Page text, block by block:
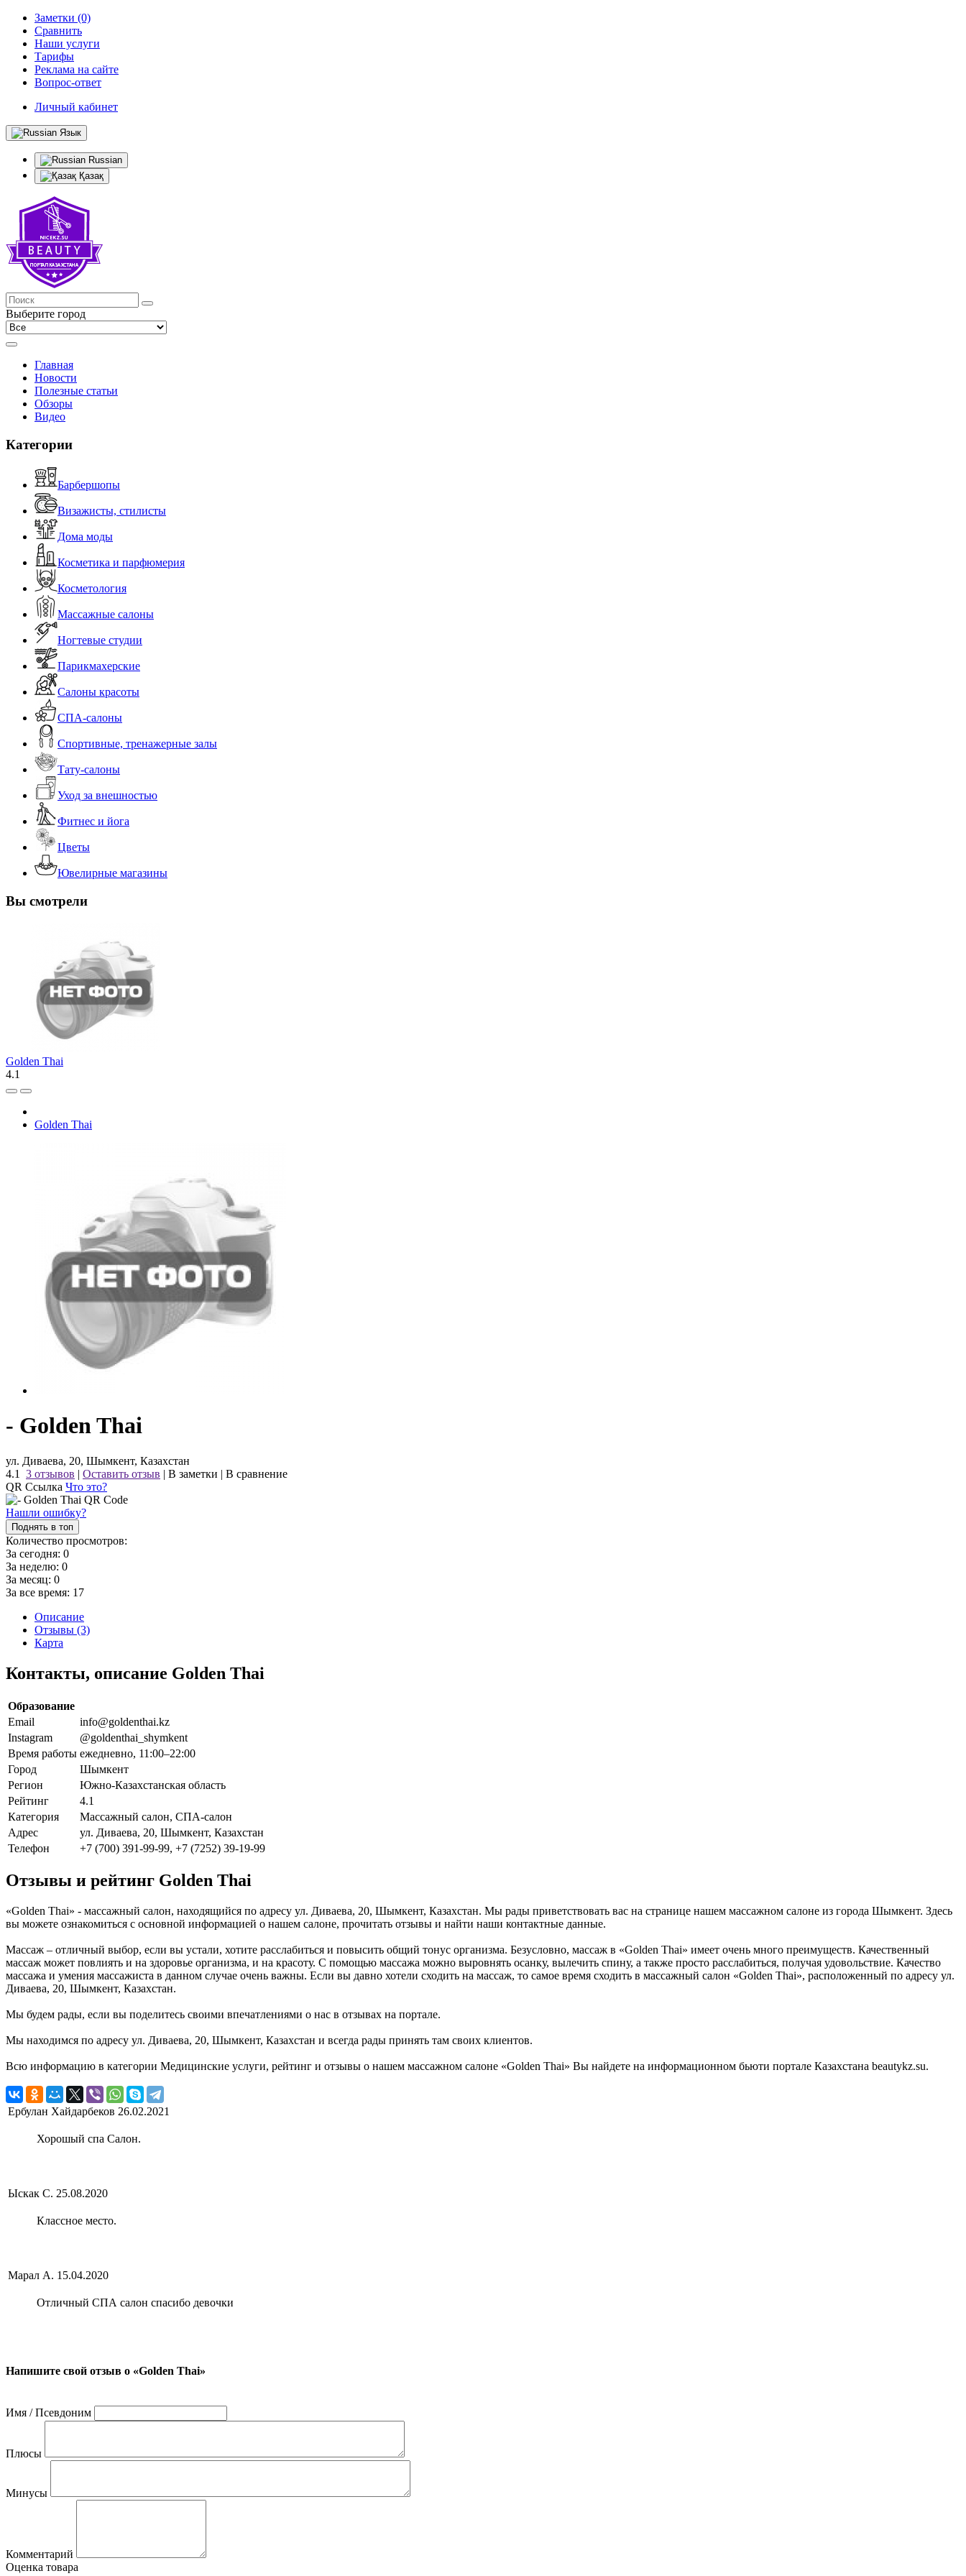
Заметки (0)
Сравнить
Наши услуги
Тарифы
Реклама на сайте
Вопрос-ответ
Личный кабинет
Язык
Russian
Қазақ
Выберите город
Главная
Новости
Полезные статьи
Обзоры
Видео
Категории
Барбершопы
Визажисты, стилисты
Дома моды
Косметика и парфюмерия
Косметология
Массажные салоны
Ногтевые студии
Парикмахерские
Салоны красоты
СПА-салоны
Спортивные, тренажерные залы
Тату-салоны
Уход за внешностью
Фитнес и йога
Цветы
Ювелирные магазины
Вы смотрели
Golden Thai
4.1
Golden Thai
- Golden Thai
ул. Диваева, 20, Шымкент, Казахстан
4.1
3 отзывов | Оставить отзыв | В заметки | В сравнение
QR Ссылка Что это?
Нашли ошибку?
Поднять в топ
Количество просмотров:
За сегодня: 0
За неделю: 0
За месяц: 0
За все время: 17
Описание
Отзывы (3)
Карта
Контакты, описание Golden Thai
Образование
Email
info@goldenthai.kz
Instagram
@goldenthai_shymkent
Время работы ежедневно, 11:00–22:00
Город
Шымкент
Регион
Южно-Казахстанская область
Рейтинг
4.1
Категория
Массажный салон, СПА-салон
Адрес
ул. Диваева, 20, Шымкент, Казахстан
Телефон
+7 (700) 391-99-99, +7 (7252) 39-19-99
Отзывы и рейтинг Golden Thai
«Golden Thai» - массажный салон, находящийся по адресу ул. Диваева, 20, Шымкент, Казахстан. Мы рады приветствовать вас на странице нашем массажном салоне из города Шымкент. Здесь
вы можете ознакомиться с основной информацией о нашем салоне, прочитать отзывы и найти наши контактные данные.
Массаж – отличный выбор, если вы устали, хотите расслабиться и повысить общий тонус организма. Безусловно, массаж в «Golden Thai» имеет очень много преимуществ. Качественный
массаж может повлиять и на здоровье организма, и на красоту. С помощью массажа можно выровнять осанку, вылечить спину, а также просто расслабиться, получая удовольствие. Качество
массажа и умения массажиста в данном случае очень важны. Если вы давно хотели сходить на массаж, то самое время сходить в массажный салон «Golden Thai», расположенный по адресу ул.
Диваева, 20, Шымкент, Казахстан.
Мы будем рады, если вы поделитесь своими впечатлениями о нас в отзывах на портале.
Мы находимся по адресу ул. Диваева, 20, Шымкент, Казахстан и всегда рады принять там своих клиентов.
Всю информацию в категории Медицинские услуги, рейтинг и отзывы о нашем массажном салоне «Golden Thai» Вы найдете на информационном бьюти портале Казахстана beautykz.su.
Ербулан Хайдарбеков 26.02.2021
Хорошый спа Салон.
Ыскак С. 25.08.2020
Классное место.
Марал А. 15.04.2020
Отличный СПА салон спасибо девочки
Напишите свой отзыв о «Golden Thai»
Имя / Псевдоним
Плюсы
Минусы
Комментарий
Оценка товара